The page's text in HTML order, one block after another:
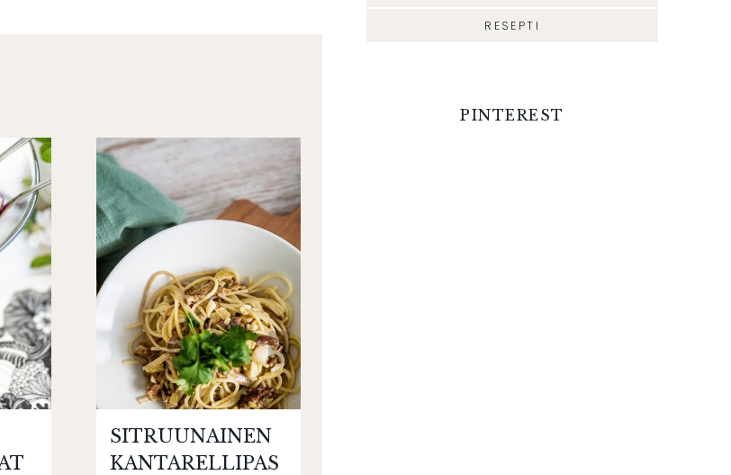
SITRUUNAINEN
KANTARELLIPAS
RESEPTI
PINTEREST